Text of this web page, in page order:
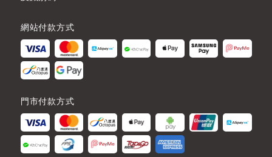
網站付款方式
門市付款方式